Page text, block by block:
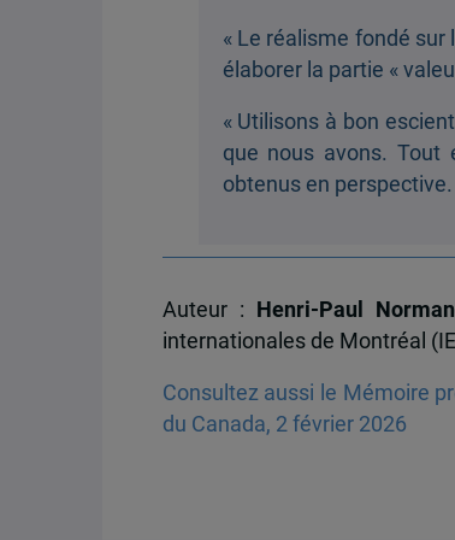
« Le réalisme fondé
élaborer la partie «
« Utilisons à bon
que nous avons. Tout
obtenus en perspective.
Auteur : Henri-Paul
internationales de Montréal
Consultez aussi le Mémoire
du Canada, 2 février 2026